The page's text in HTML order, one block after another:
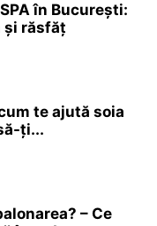
în București:
și răsfăț
te ajută soia
ți...
– Ce